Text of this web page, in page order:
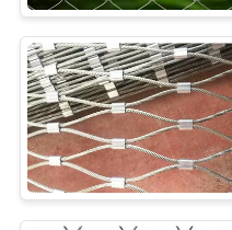
WYCIECZKA
PO
FABRYCE
KONTROLA
JAKOŚCI
Ozdobna
siatka